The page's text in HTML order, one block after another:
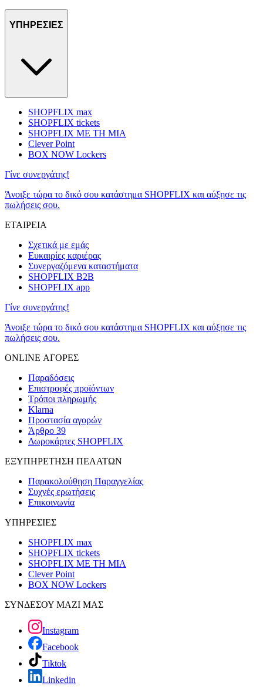
ΥΠΗΡΕΣΙΕΣ
SHOPFLIX max
SHOPFLIX tickets
SHOPFLIX ΜΕ ΤΗ ΜΙΑ
Clever Point
BOX NOW Lockers
Γίνε συνεργάτης!
Άνοιξε τώρα το δικό σου κατάστημα SHOPFLIX και αύξησε τις
πωλήσεις σου.
ΕΤΑΙΡΕΙΑ
Σχετικά με εμάς
Ευκαιρίες καριέρας
Συνεργαζόμενα καταστήματα
SHOPFLIX B2B
SHOPFLIX app
Γίνε συνεργάτης!
Άνοιξε τώρα το δικό σου κατάστημα SHOPFLIX και αύξησε τις
πωλήσεις σου.
ONLINE ΑΓΟΡΕΣ
Παραδόσεις
Επιστροφές προϊόντων
Τρόποι πληρωμής
Klarna
Προστασία αγορών
Άρθρο 39
Δωροκάρτες SHOPFLIX
ΕΞΥΠΗΡΕΤΗΣΗ ΠΕΛΑΤΩΝ
Παρακολούθηση Παραγγελίας
Συχνές ερωτήσεις
Επικοινωνία
ΥΠΗΡΕΣΙΕΣ
SHOPFLIX max
SHOPFLIX tickets
SHOPFLIX ΜΕ ΤΗ ΜΙΑ
Clever Point
BOX NOW Lockers
ΣΥΝΔΕΣΟΥ ΜΑΖΙ ΜΑΣ
Instagram
Facebook
Tiktok
Linkedin